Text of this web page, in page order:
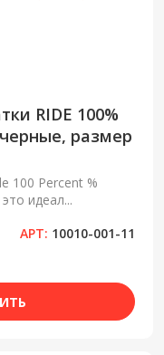
RIDE 100%
размер
100 Percent %
идеал...
АРТ: 10010-001-11